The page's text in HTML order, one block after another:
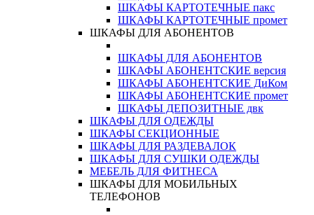
ШКАФЫ КАРТОТЕЧНЫЕ пакс
ШКАФЫ КАРТОТЕЧНЫЕ промет
ШКАФЫ ДЛЯ АБОНЕНТОВ
ШКАФЫ ДЛЯ АБОНЕНТОВ
ШКАФЫ АБОНЕНТСКИЕ версия
ШКАФЫ АБОНЕНТСКИЕ ДиКом
ШКАФЫ АБОНЕНТСКИЕ промет
ШКАФЫ ДЕПОЗИТНЫЕ двк
ШКАФЫ ДЛЯ ОДЕЖДЫ
ШКАФЫ СЕКЦИОННЫЕ
ШКАФЫ ДЛЯ РАЗДЕВАЛОК
ШКАФЫ ДЛЯ СУШКИ ОДЕЖДЫ
МЕБЕЛЬ ДЛЯ ФИТНЕСА
ШКАФЫ ДЛЯ МОБИЛЬНЫХ
ТЕЛЕФОНОВ